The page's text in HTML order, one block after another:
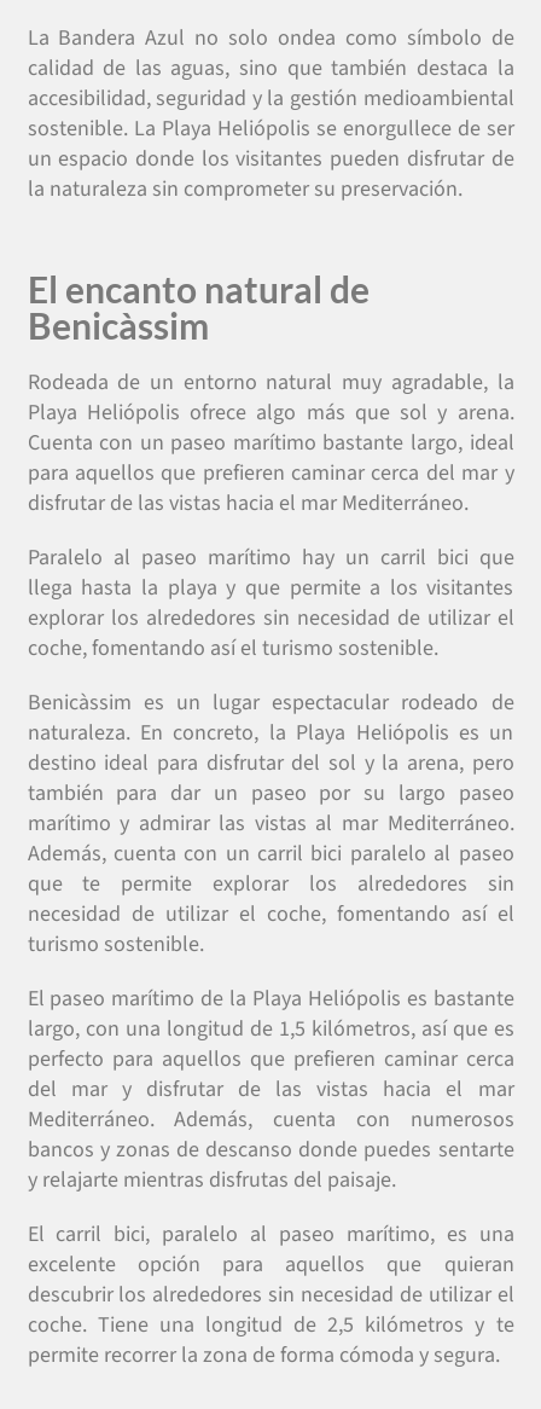
La Bandera Azul no solo ondea como símbolo de
calidad de las aguas, sino que también destaca la
accesibilidad, seguridad y la gestión medioambiental
sostenible. La Playa Heliópolis se enorgullece de ser
un espacio donde los visitantes pueden disfrutar de
la naturaleza sin comprometer su preservación.
El encanto natural de
Benicàssim
Rodeada de un entorno natural muy agradable, la
Playa Heliópolis ofrece algo más que sol y arena.
Cuenta con un paseo marítimo bastante largo, ideal
para aquellos que prefieren caminar cerca del mar y
disfrutar de las vistas hacia el mar Mediterráneo.
Paralelo al paseo marítimo hay un carril bici que
llega hasta la playa y que permite a los visitantes
explorar los alrededores sin necesidad de utilizar el
coche, fomentando así el turismo sostenible.
Benicàssim es un lugar espectacular rodeado de
naturaleza. En concreto, la Playa Heliópolis es un
destino ideal para disfrutar del sol y la arena, pero
también para dar un paseo por su largo paseo
marítimo y admirar las vistas al mar Mediterráneo.
Además, cuenta con un carril bici paralelo al paseo
que te permite explorar los alrededores sin
necesidad de utilizar el coche, fomentando así el
turismo sostenible.
El paseo marítimo de la Playa Heliópolis es bastante
largo, con una longitud de 1,5 kilómetros, así que es
perfecto para aquellos que prefieren caminar cerca
del mar y disfrutar de las vistas hacia el mar
Mediterráneo. Además, cuenta con numerosos
bancos y zonas de descanso donde puedes sentarte
y relajarte mientras disfrutas del paisaje.
El carril bici, paralelo al paseo marítimo, es una
excelente opción para aquellos que quieran
descubrir los alrededores sin necesidad de utilizar el
coche. Tiene una longitud de 2,5 kilómetros y te
permite recorrer la zona de forma cómoda y segura.